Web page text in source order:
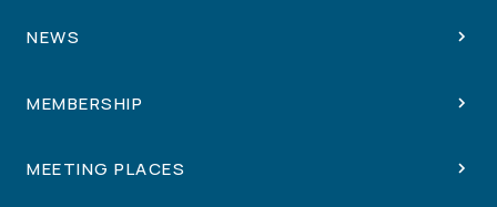
NEWS
MEMBERSHIP
MEETING PLACES